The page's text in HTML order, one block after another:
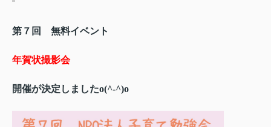
第７回 無料イベント
年賀状撮影会
開催が決定しましたo(^-^)o